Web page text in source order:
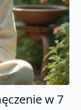
w 7